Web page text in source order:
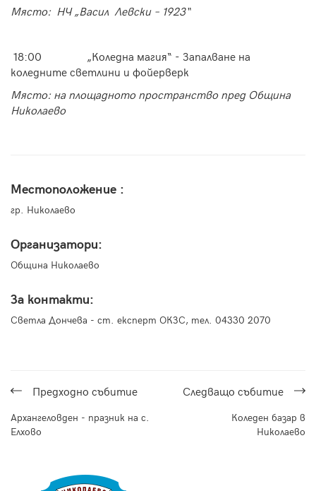
Място: НЧ „Васил Левски – 1923“
18:00 „Коледна магия“ - Запалване на
коледните светлини и фойерверк
Място: на площадното пространство пред Община
Николаево
Местоположение :
гр. Николаево
Организатори:
Община Николаево
За контакти:
Светла Дончева - ст. експерт ОКЗС, тел. 04330 2070
Предходнo събитие
Архангеловден - празник на с.
Елхово
Следващo събитие
Коледен базар в
Николаево